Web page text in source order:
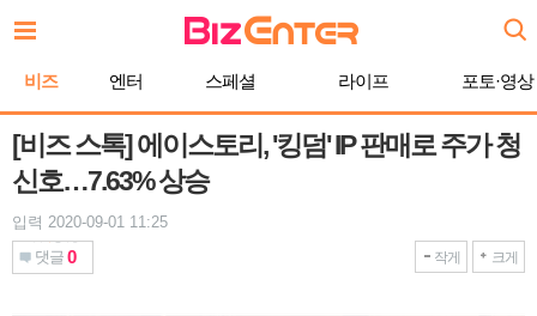
문
기
비즈 엔터 스페셜 라이프 포토·영상
[비즈 스톡] 에이스토리, '킹덤' IP 판매로 주가 청
신호…7.63% 상승
입력 2020-09-01 11:25
댓글 0 작게 크게